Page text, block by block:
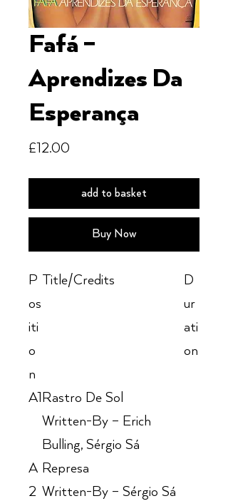
Fafá ‎–
Aprendizes Da
Esperança
£12.00
add to basket
Buy Now
P
os
iti
o
n
Title/Credits
D
ur
ati
on
A1Rastro De Sol
Written-By – Erich
Bulling, Sérgio Sá
A
2
Represa
Written-By – Sérgio Sá